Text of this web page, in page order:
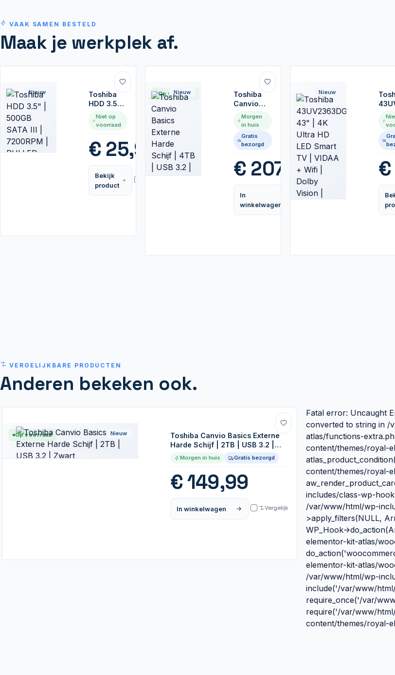
VAAK SAMEN BESTELD
Maak je werkplek af.
Nieuw
Toshiba
HDD 3.5" |
500GB
SATA III |
| PULLED
Niet op
voorraad
€ 25,99
Bekijk
product
Op voorraad
Nieuw
Toshiba
Canvio
Basics
Externe
Schijf |
4TB | USB
3.2 | Zwart
Morgen
in huis
Gratis
bezorgd
€ 207,99
In
winkelwagen
Vergelijk
Nieuw
43"
TV |
Wifi |
€
VERGELIJKBARE PRODUCTEN
Anderen bekeken ook.
Op voorraad Nieuw
Toshiba Canvio Basics Externe
Harde Schijf | 2TB | USB 3.2 |
ZwartMorgen in huis Gratis bezorgd
€149,99
In winkelwagen Vergelijk
Fatal error: Uncaught
converted to string in /
atlas/functions-
content/themes/royal-
content/themes/royal-
includes/class-wp-
/var/www/html/wp-
>apply_filters(NULL,
WP_Hook-
elementor-kit-atlas/
elementor-kit-atlas/
/var/www/html/wp-
include('/var/www/
require_once('/var/
require('/var/www/
content/themes/royal-